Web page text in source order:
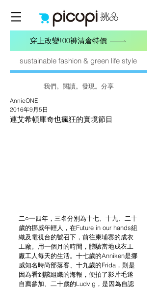
穿上改變!00褲清倉特價
sustainable fashion & green life style
我們。閱讀。發現。分享
連艾希頓庫奇也瘋狂的實境節目
AnnieONE
2016年9月5日
二○一四年，三名分別為十七、十九、二十
歲的挪威年輕人，在Future in our hands組
織及電視台的號召下，前往柬埔寨的成衣
工廠。用一個月的時間，體驗當地成衣工
廠工人每天的生活。十七歲的Anniken是挪
威知名時尚部落客、十九歲的Frida，則是
因為看到該組織的海報，便拍了影片毛遂
自薦參加、二十歲的Ludvig，是因為自認